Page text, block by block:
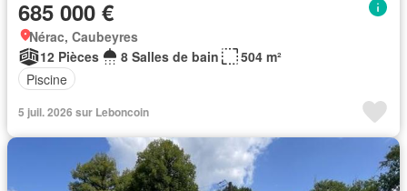
685 000 €
Nérac, Caubeyres
12 Pièces
8 Salles de bain
504 m²
Piscine
5 juil. 2026 sur Leboncoin